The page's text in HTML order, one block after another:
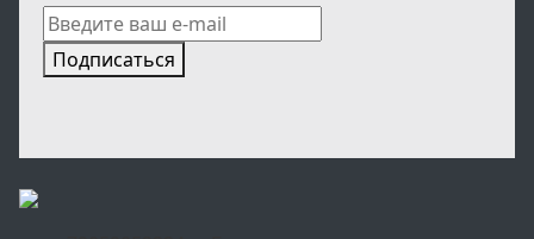
Подписаться